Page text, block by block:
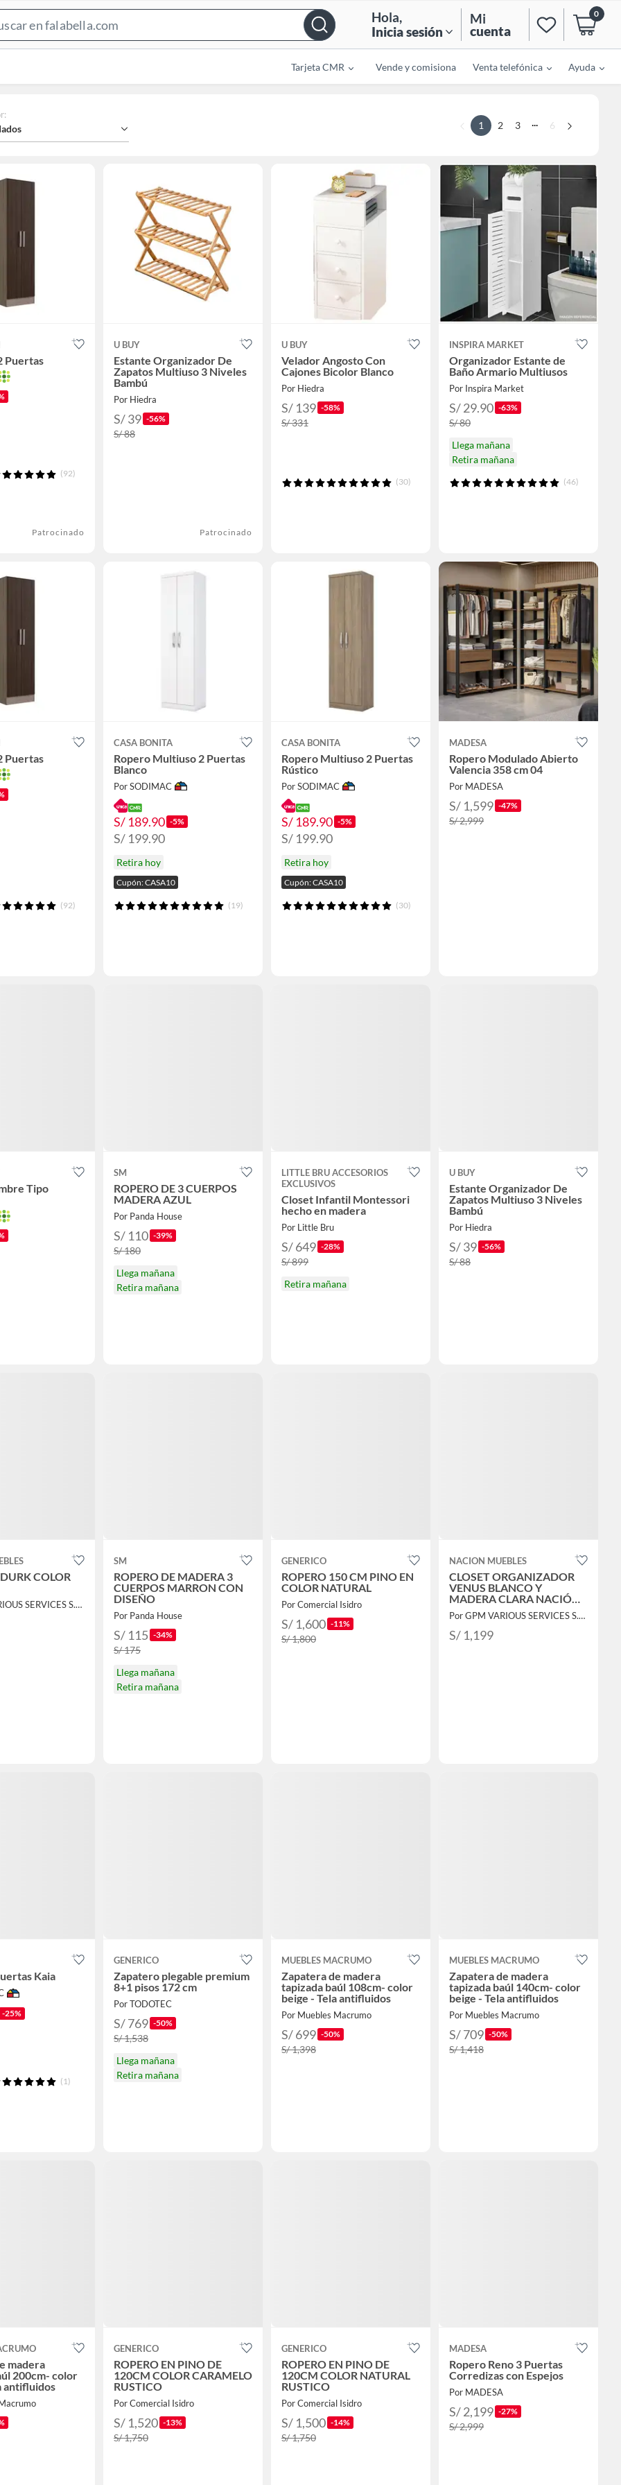
Bar
Hola,
Inicia sesión
Mi
cuenta
0
Tarjeta CMR Vende y comisiona Venta telefónica Ayuda
:
1 2 3 ... 6
Puertas
(92)
Patrocinado
U BUY
Estante Organizador De
Zapatos Multiuso 3 Niveles
Bambú
Por Hiedra
S/ 39 -56%
S/ 88
Patrocinado
U BUY
Velador Angosto Con
Cajones Bicolor Blanco
Por Hiedra
S/ 139 -58%
S/ 331
(30)
INSPIRA MARKET
Organizador Estante de
Baño Armario Multiusos
Por Inspira Market
S/ 29.90 -63%
S/ 80
Llega mañana
Retira mañana
(46)
Puertas
(92)
CASA BONITA
Ropero Multiuso 2 Puertas
Blanco
Por SODIMAC
S/ 189.90 -5%
S/ 199.90
Retira hoy
Cupón: CASA10
(19)
CASA BONITA
Ropero Multiuso 2 Puertas
Rústico
Por SODIMAC
S/ 189.90 -5%
S/ 199.90
Retira hoy
Cupón: CASA10
(30)
MADESA
Ropero Modulado Abierto
Valencia 358 cm 04
Por MADESA
S/ 1,599 -47%
S/ 2,999
Tipo
SM
ROPERO DE 3 CUERPOS
MADERA AZUL
Por Panda House
S/ 110 -39%
S/ 180
Llega mañana
Retira mañana
LITTLE BRU ACCESORIOS
EXCLUSIVOS
Closet Infantil Montessori
hecho en madera
Por Little Bru
S/ 649 -28%
S/ 899
Retira mañana
U BUY
Estante Organizador De
Zapatos Multiuso 3 Niveles
Bambú
Por Hiedra
S/ 39 -56%
S/ 88
COLOR
Por GPM VARIOUS SERVICES S.A.C.
SM
ROPERO DE MADERA 3
CUERPOS MARRON CON
DISEÑO
Por Panda House
S/ 115 -34%
S/ 175
Llega mañana
Retira mañana
GENERICO
ROPERO 150 CM PINO EN
COLOR NATURAL
Por Comercial Isidro
S/ 1,600 -11%
S/ 1,800
NACION MUEBLES
CLOSET ORGANIZADOR
VENUS BLANCO Y
MADERA CLARA NACIÓN
MUEBLES
Por GPM VARIOUS SERVICES S.A.C.
S/ 1,199
Kaia
-25%
(1)
GENERICO
Zapatero plegable premium
8+1 pisos 172 cm
Por TODOTEC
S/ 769 -50%
S/ 1,538
Llega mañana
Retira mañana
MUEBLES MACRUMO
Zapatera de madera
tapizada baúl 108cm- color
beige - Tela antifluidos
Por Muebles Macrumo
S/ 699 -50%
S/ 1,398
MUEBLES MACRUMO
Zapatera de madera
tapizada baúl 140cm- color
beige - Tela antifluidos
Por Muebles Macrumo
S/ 709 -50%
S/ 1,418
madera
200cm- color
antifluidos
GENERICO
ROPERO EN PINO DE
120CM COLOR CARAMELO
RUSTICO
Por Comercial Isidro
S/ 1,520 -13%
S/ 1,750
GENERICO
ROPERO EN PINO DE
120CM COLOR NATURAL
RUSTICO
Por Comercial Isidro
S/ 1,500 -14%
S/ 1,750
MADESA
Ropero Reno 3 Puertas
Corredizas con Espejos
Por MADESA
S/ 2,199 -27%
S/ 2,999